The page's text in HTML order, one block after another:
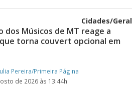
Cidades/Geral
dos Músicos de MT reage a
torna couvert opcional em
Pereira/Primeira Página
de 2026 às 13:44h